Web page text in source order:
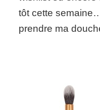
tôt cette
prendre ma